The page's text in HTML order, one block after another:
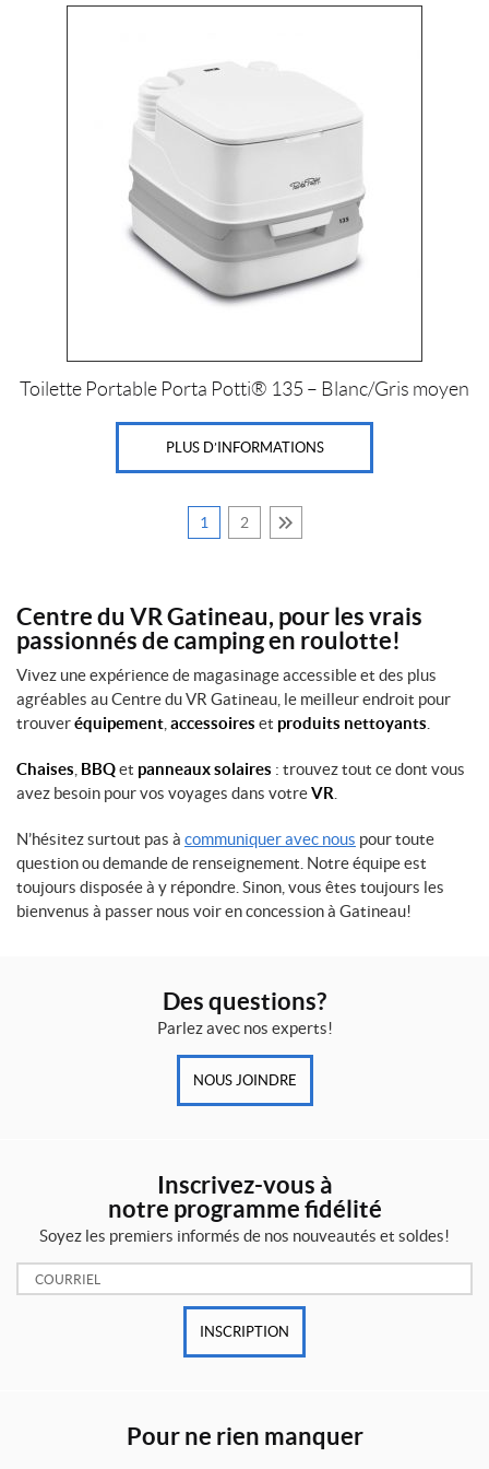
Toilette Portable Porta Potti® 135 – Blanc/Gris moyen
PLUS D’INFORMATIONS
1 2
Centre du VR Gatineau, pour les vrais
passionnés de camping en roulotte!
Vivez une expérience de magasinage accessible et des plus
agréables au Centre du VR Gatineau, le meilleur endroit pour
trouveréquipement accessoires et produits nettoyants
Chaises BBQet panneaux solaires : trouvez tout ce dont vous
avez besoin pour vos voyages dans votreVR
N’hésitez surtout pas à communiquer avec nous pour toute
question ou demande de renseignement. Notre équipe est
toujours disposée à y répondre. Sinon, vous êtes toujours les
bienvenus à passer nous voir en concession à Gatineau!
Des questions?
Parlez avec nos experts!
NOUS JOINDRE
Inscrivez-vous à
notre programme fidélité
Soyez les premiers informés de nos nouveautés et soldes!
Courriel:
INSCRIPTION
Pour ne rien manquer